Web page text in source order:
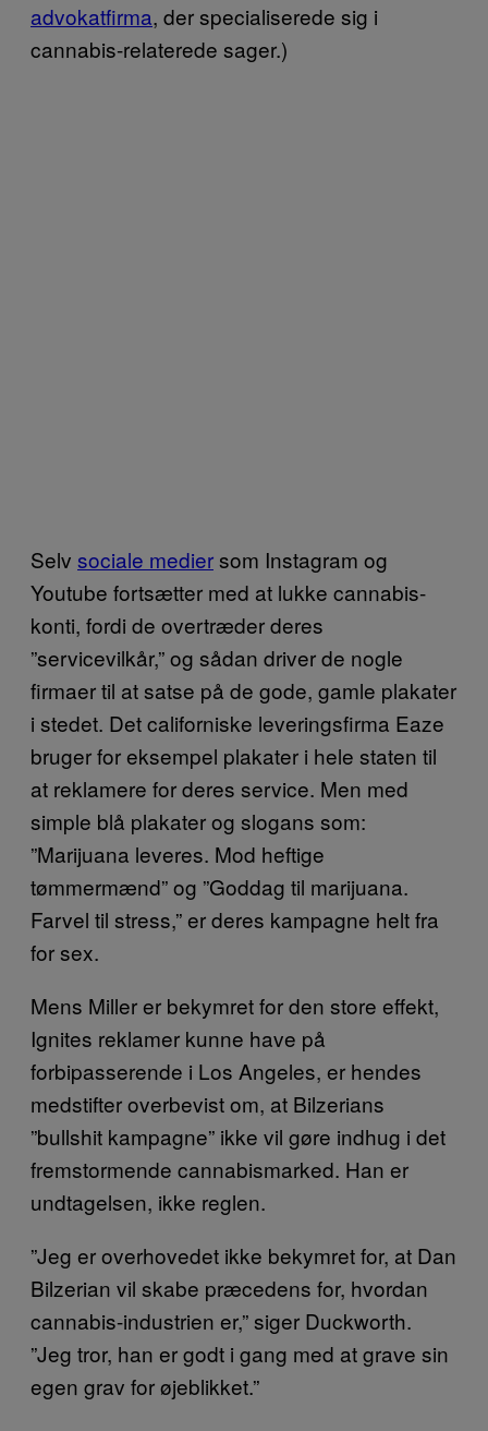
advokatfirma, der specialiserede sig i
cannabis-relaterede sager.)
Selv sociale mediersom Instagram og
Youtube fortsætter med at lukke cannabis-
konti, fordi de overtræder deres
”servicevilkår,” og sådan driver de nogle
firmaer til at satse på de gode, gamle plakater
i stedet. Det californiske leveringsfirma Eaze
bruger for eksempel plakater i hele staten til
at reklamere for deres service. Men med
simple blå plakater og slogans som:
”Marijuana leveres. Mod heftige
tømmermænd” og ”Goddag til marijuana.
Farvel til stress,” er deres kampagne helt fra
for sex.
Mens Miller er bekymret for den store effekt,
Ignites reklamer kunne have på
forbipasserende i Los Angeles, er hendes
medstifter overbevist om, at Bilzerians
”bullshit kampagne” ikke vil gøre indhug i det
fremstormende cannabismarked. Han er
undtagelsen, ikke reglen.
”Jeg er overhovedet ikke bekymret for, at Dan
Bilzerian vil skabe præcedens for, hvordan
cannabis-industrien er,” siger Duckworth.
”Jeg tror, han er godt i gang med at grave sin
egen grav for øjeblikket.”